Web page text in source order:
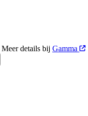
Meer details bij Gamma